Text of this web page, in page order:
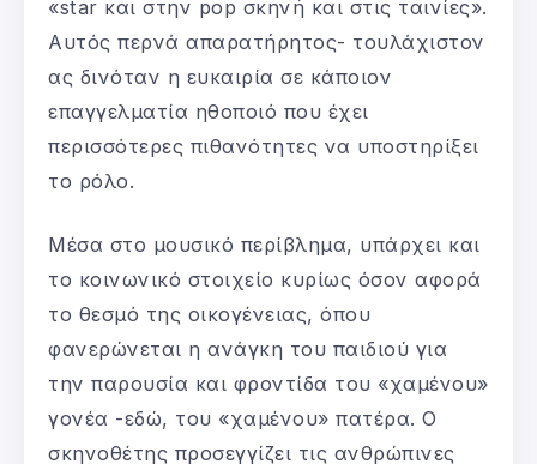
«star και στην pop σκηνή και στις ταινίες».
Αυτός περνά απαρατήρητος- τουλάχιστον
ας δινόταν η ευκαιρία σε κάποιον
επαγγελματία ηθοποιό που έχει
περισσότερες πιθανότητες να υποστηρίξει
το ρόλο.
Μέσα στο μουσικό περίβλημα, υπάρχει και
το κοινωνικό στοιχείο κυρίως όσον αφορά
το θεσμό της οικογένειας, όπου
φανερώνεται η ανάγκη του παιδιού για
την παρουσία και φροντίδα του «χαμένου»
γονέα -εδώ, του «χαμένου» πατέρα. Ο
σκηνοθέτης προσεγγίζει τις ανθρώπινες